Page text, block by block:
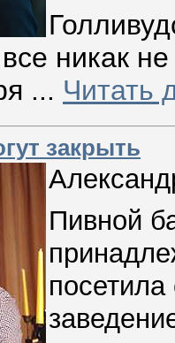
никак
... Читать
закрыть
Пивной